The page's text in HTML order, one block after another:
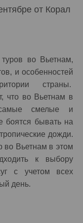
от Корал
во Вьетнам,
и особенностей
страны.
что во Вьетнам в
смелые и
боятся бывать на
дожди.
во Вьетнам в этом
к выбору
с учетом всех
день.